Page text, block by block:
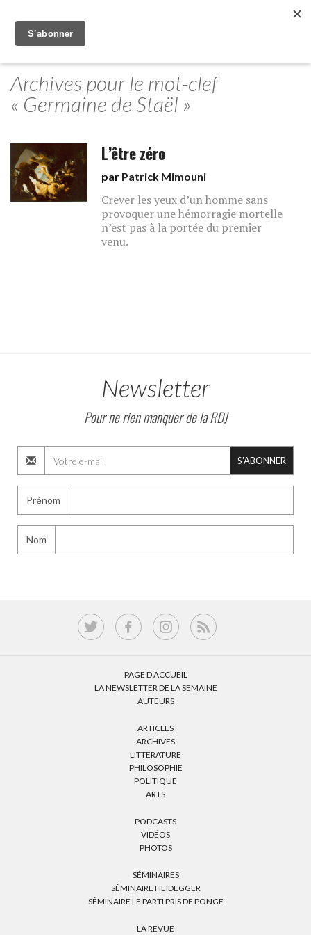
Archives pour le mot-clef
« Germaine de Staël »
L’être zéro
par Patrick Mimouni
Crever les yeux d’un homme sans
provoquer une hémorragie mortelle
n’est pas à la portée du premier
venu.
Newsletter
Pour ne rien manquer de la RDJ
S'ABONNER
Prénom
Nom
PAGE D’ACCUEIL
LA NEWSLETTER DE LA SEMAINE
AUTEURS
ARTICLES
ARCHIVES
LITTÉRATURE
PHILOSOPHIE
POLITIQUE
ARTS
PODCASTS
VIDÉOS
PHOTOS
SÉMINAIRES
SÉMINAIRE HEIDEGGER
SÉMINAIRE LE PARTI PRIS DE PONGE
LA REVUE